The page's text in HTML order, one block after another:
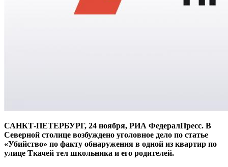
САНКТ-ПЕТЕРБУРГ, 24 ноября, РИА ФедералПресс. В
Северной столице возбуждено уголовное дело по статье
«Убийство» по факту обнаружения в одной из квартир по
улице Ткачей тел школьника и его родителей.